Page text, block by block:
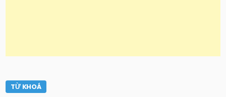
TỪ KHOÁ